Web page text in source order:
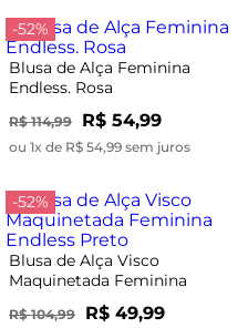
-52%
Blusa de Alça Feminina
Endless. Rosa
R$ 114,99 R$ 54,99
ou 1x de R$ 54,99 sem juros
-52%
Blusa de Alça Visco
Maquinetada Feminina
Endless Preto
R$ 104,99 R$ 49,99